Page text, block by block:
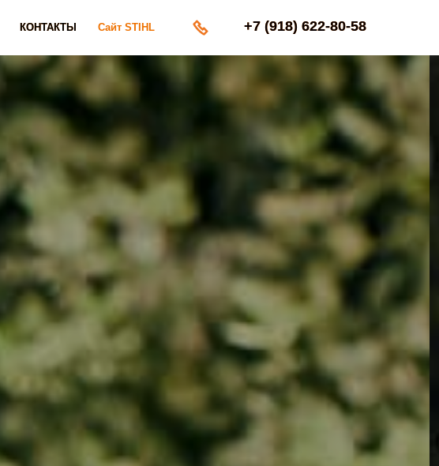
+7 (918) 622-80-58
КОНТАКТЫ Сайт STIHL
КОНТАКТЫ +7 (918) 622-80-58